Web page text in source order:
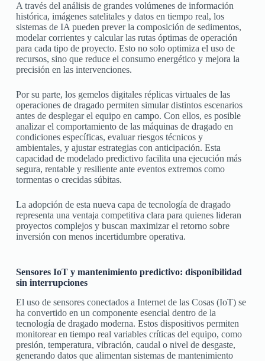
A través del análisis de grandes volúmenes de información
histórica, imágenes satelitales y datos en tiempo real, los
sistemas de IA pueden prever la composición de sedimentos,
modelar corrientes y calcular las rutas óptimas de operación
para cada tipo de proyecto. Esto no solo optimiza el uso de
recursos, sino que reduce el consumo energético y mejora la
precisión en las intervenciones.
Por su parte, los gemelos digitales réplicas virtuales de las
operaciones de dragado permiten simular distintos escenarios
antes de desplegar el equipo en campo. Con ellos, es posible
analizar el comportamiento de las máquinas de dragado en
condiciones específicas, evaluar riesgos técnicos y
ambientales, y ajustar estrategias con anticipación. Esta
capacidad de modelado predictivo facilita una ejecución más
segura, rentable y resiliente ante eventos extremos como
tormentas o crecidas súbitas.
La adopción de esta nueva capa de tecnología de dragado
representa una ventaja competitiva clara para quienes lideran
proyectos complejos y buscan maximizar el retorno sobre
inversión con menos incertidumbre operativa.
Sensores IoT y mantenimiento predictivo: disponibilidad
sin interrupciones
El uso de sensores conectados a Internet de las Cosas (IoT) se
ha convertido en un componente esencial dentro de la
tecnología de dragado moderna. Estos dispositivos permiten
monitorear en tiempo real variables críticas del equipo, como
presión, temperatura, vibración, caudal o nivel de desgaste,
generando datos que alimentan sistemas de mantenimiento